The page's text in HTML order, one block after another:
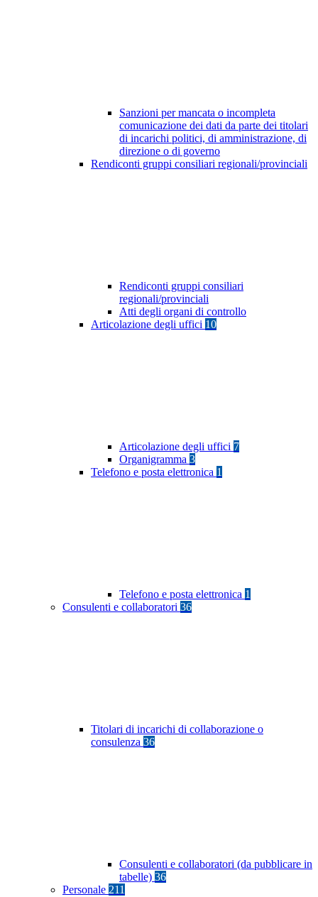
Sanzioni per mancata o incompleta
comunicazione dei dati da parte dei titolari
di incarichi politici, di amministrazione, di
direzione o di governo
Rendiconti gruppi consiliari regionali/provinciali
Rendiconti gruppi consiliari
regionali/provinciali
Atti degli organi di controllo
Articolazione degli uffici 10
Articolazione degli uffici 7
Organigramma 3
Telefono e posta elettronica 1
Telefono e posta elettronica 1
Consulenti e collaboratori 36
Titolari di incarichi di collaborazione o
consulenza 36
Consulenti e collaboratori (da pubblicare in
tabelle) 36
Personale 211